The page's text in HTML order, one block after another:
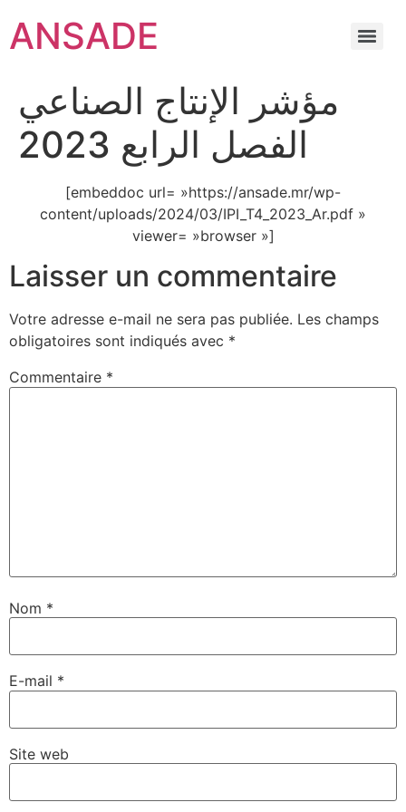
ANSADE
مؤشر الإنتاج الصناعي
الفصل الرابع 2023
[embeddoc url= »https://ansade.mr/wp-
content/uploads/2024/03/IPI_T4_2023_Ar.pdf »
viewer= »browser »]
Laisser un commentaire
Votre adresse e-mail ne sera pas publiée. Les champs
obligatoires sont indiqués avec *
Commentaire *
Nom *
E-mail *
Site web